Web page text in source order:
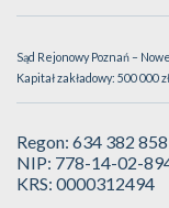
Sąd Rejonowy Poznań –
Kapitał zakładowy: 500 000 zł
Regon: 634 382 858
NIP: 778-14-02-
KRS: 0000312494